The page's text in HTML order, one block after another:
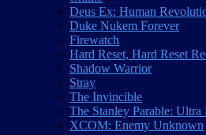
Deus Ex: Human
Duke Nukem Forever
Firewatch
Hard Reset, Hard Reset
Shadow Warrior
Stray
The Invincible
The Stanley Parable: Ultra
XCOM: Enemy Unknown